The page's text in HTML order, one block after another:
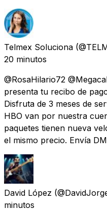
Telmex Soluciona
20 minutos
@RosaHilario72
presenta tu recibo de
Disfruta de 3 meses de
HBO van por nuestra
paquetes tienen nueva
el mismo precio. Envía
David López
minutos